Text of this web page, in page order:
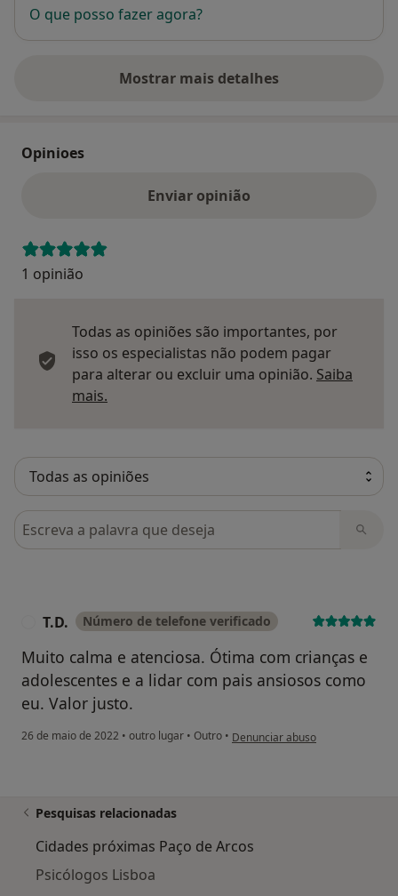
O que posso fazer agora?
Mostrar mais detalhes
sobre o endereço
Opinioes
Enviar opinião
1 opinião
Todas as opiniões são importantes, por
isso os especialistas não podem pagar
para alterar ou excluir uma opinião. Saiba
mais.
Pesquisar em opiniões
T.D. Número de telefone verificado
Muito calma e atenciosa. Ótima com crianças e
adolescentes e a lidar com pais ansiosos como
eu. Valor justo.
26 de maio de 2022 • outro lugar • Outro • na opinião do utilizador T.D.
Denunciar abuso
Pesquisas relacionadas
Cidades próximas Paço de Arcos
Psicólogos Lisboa